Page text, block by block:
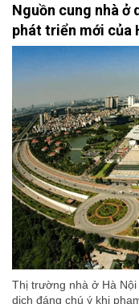
Nguồn cung nhà ở
phát triển mới của
Thị trường nhà ở Hà
dịch đáng chú ý khi